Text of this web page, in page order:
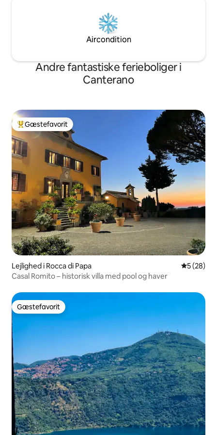
Aircondition
Andre fantastiske ferieboliger i
Canterano
Bedste gæstefavorit
Gæstefavorit
Lejlighed i Rocca di Papa 5 ud af 5 i
5 (28)
Casal Romito – historisk villa med pool og haver
Gæstefavorit
Gæstefavorit